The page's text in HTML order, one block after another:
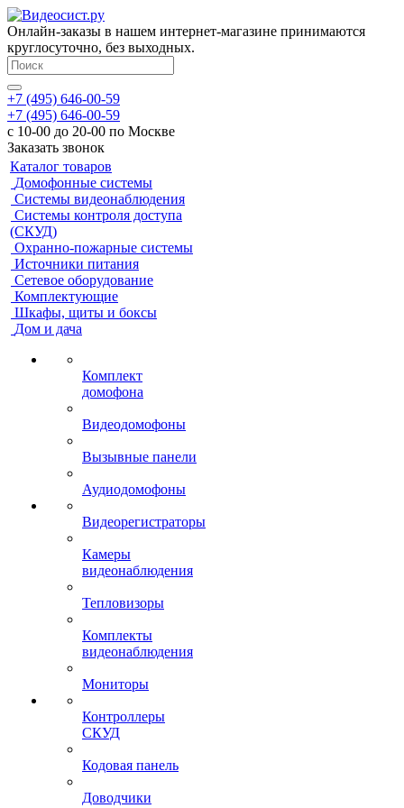
Онлайн-заказы в нашем интернет-магазине принимаются
круглосуточно, без выходных.
+7 (495) 646-00-59
+7 (495) 646-00-59
с 10-00 до 20-00 по Москве
Заказать звонок
Каталог товаров
Домофонные системы
Системы видеонаблюдения
Системы контроля доступа
(СКУД)
Охранно-пожарные системы
Источники питания
Сетевое оборудование
Комплектующие
Шкафы, щиты и боксы
Дом и дача
Комплект
домофона
Видеодомофоны
Вызывные панели
Аудиодомофоны
Видеорегистраторы
Камеры
видеонаблюдения
Тепловизоры
Комплекты
видеонаблюдения
Мониторы
Контроллеры
СКУД
Кодовая панель
Доводчики